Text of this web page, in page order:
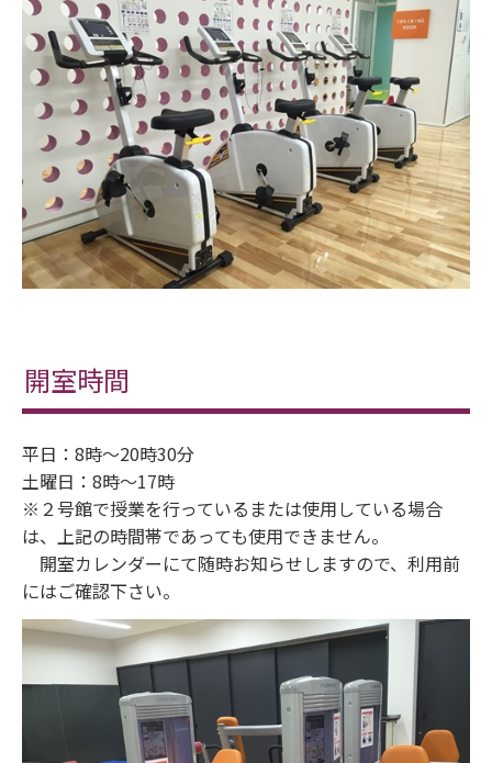
開室時間
平日：8時～20時30分
土曜日：8時～17時
※２号館で授業を行っているまたは使用している場合
は、上記の時間帯であっても使用できません。
開室カレンダーにて随時お知らせしますので、利用前
にはご確認下さい。